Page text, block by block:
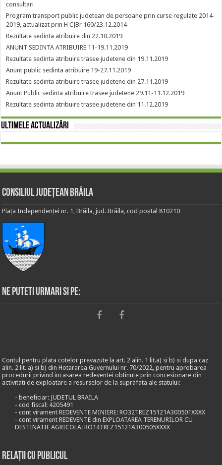
consultari
Program transport public judetean de persoane prin curse regulate 2014-
2019, actualizat prin H CJBr 160/23.12.2014
Rezultate sedinta atribuire din 22.10.2019
ANUNT SEDINTA ATRIBUIRE 11-19.11.2019
Rezultate sedinta atribuire trasee judetene din 19.11.2019
Anunt public sedinta atribuire 19-27.11.2019
Rezultate sedinta atribuire trasee judetene din 27.11.2019
Anunt Public sedinta atribuire trasee judetene 29.11-11.12.2019
Rezultate sedinta atribuire trasee judetene din 11.12.2019
Ultimele actualizări
Consiliul Județean Brăila
Piața Independenței nr. 1, Brăila, jud. Brăila, cod poștal 810210
Ne puteti urmari si pe:
Contul pentru plata cotelor prevazute la art. 2 alin. 1 lit.a) si b) si dupa caz
alin. 2 lit. a) si b) din Hotararea Guvernului nr. 70/2022, pentru aprobarea
procedurii privind incasarea redeventei obtinute prin concesionare din
activitati de exploatare a resurselor de la suprafata ale statului:
- beneficiar: JUDETUL BRAILA
- cod fiscal: 4205491
- cont virament REDEVENTE MINIERE: RO32TREZ15121A300501XXXX
- cont virament REDEVENTE din EXPLOATAREA TERENURILOR CU
DESTINATIE AGRICOLA: RO14TREZ15121A300505XXXX
Relații cu publicul